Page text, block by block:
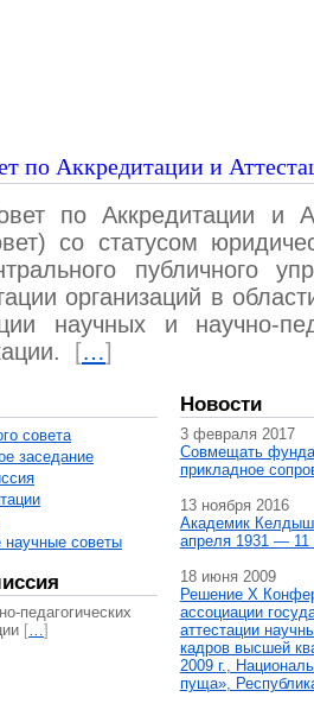
по Аккредитации и
по Аккредитации и
со статусом
публичного
организаций в
научных и научно-
[…]
совета
заседание
научные советы
педагогических
[…]
Новости
3 февраля 2017
Совмещать
прикладное
13 ноября 2016
Академик
апреля 1931 — 11
18 июня 2009
Решение X
ассоциации
аттестации
кадров высшей
2009 г.,
пуща»,